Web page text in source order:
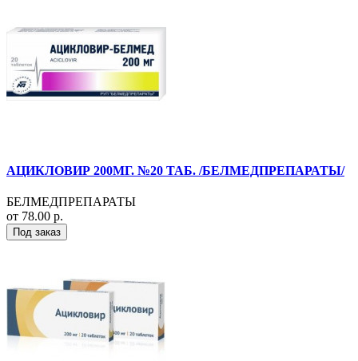
АЦИКЛОВИР 200МГ. №20 ТАБ. /БЕЛМЕДПРЕПАРАТЫ/
БЕЛМЕДПРЕПАРАТЫ
от 78.00 р.
Под заказ